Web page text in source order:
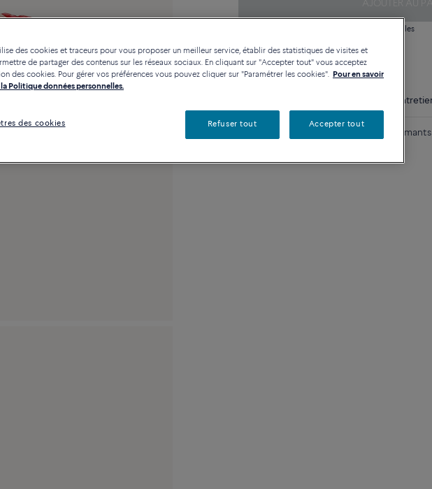
Contactez-nous pour toute question sur les tailles
Disponibilité en boutique
Conseils
Moyen modèle or rose 750/1000e
des cookies et traceurs pour vous proposer un meilleur service, établir des statistiques de visites et
de partager des contenus sur les réseaux sociaux. En cliquant sur "Accepter tout" vous acceptez
des cookies. Pour gérer vos préférences vous pouvez cliquer sur "Paramétrer les cookies". Pour en savoir
Politique données personnelles.
des cookies Refuser tout Accepter tout